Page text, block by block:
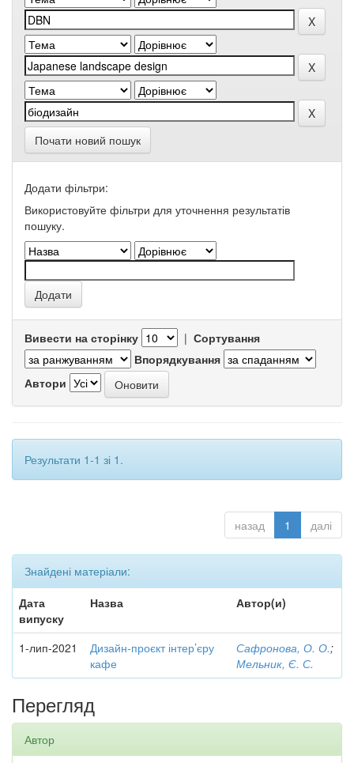
Почати новий пошук
Додати фільтри:
Використовуйте фільтри для уточнення результатів
пошуку.
Вивести на сторінку | Сортування
Впорядкування
Автори
Результати 1-1 зі 1.
назад 1 далі
Знайдені матеріали:
Дата
випуску
Назва Автор(и)
1-лип-2021
Дизайн-проєкт інтер’єру
кафе
Сафронова, О. О.;
Мельник, Є. С.
Перегляд
Автор